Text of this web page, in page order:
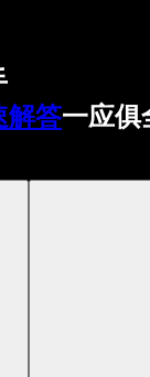
解答一应俱